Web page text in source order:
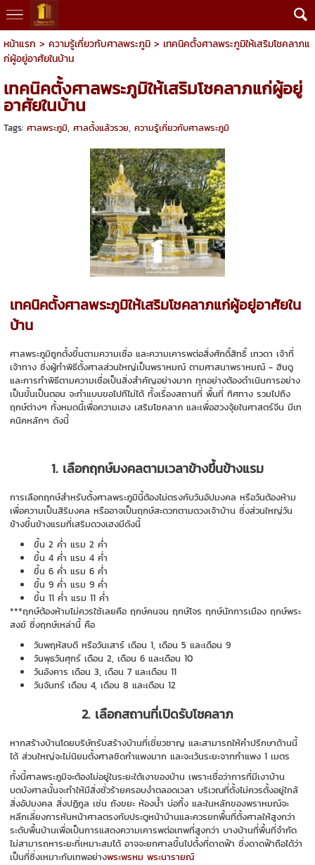
หน้าแรก > ความรู้เกี่ยวกับศาลพระภูมิ> เทคนิคตั้งศาลพระภูมิให้เสริมโชคลาภแ
ก่ผู้อยู่อาศัยในบ้าน
เทคนิคตั้งศาลพระภูมิให้เสริมโชคลาภแก่ผู้อยู่
อาศัยในบ้าน
Tags: ศาลพระภูมิ, ศาลตั้งแล้วรวย, ความรู้เกี่ยวกับศาลพระภูมิ
เทคนิคตั้งศาลพระภูมิให้เสริมโชคลาภแก่ผู้อยู่อาศัยใน
บ้าน
ศาลพระภูมิถูกตั้งขึ้นตามความเชื่อ และความเคารพต่อสิ่งศักดิ์สิทธิ์ เทวดา เจ้าที่
เจ้าทาง ซึ่งผู้ทำพิธีตั้งศาลส่วนใหญ่เป็นพราหมณ์ ตามศาสนาพราหมณ์ - ฮินดู
และการทำพิธีตามความเชื่อเป็นสิ่งสำคัญอย่างมาก ทุกอย่างต้องดำเนินการอย่าง
เป็นขั้นเป็นตอน จะทำแบบขอไปทีไม่ได้ ทั้งเรื่องสถานที่ พื้นที่ ทิศทาง รวมไปถึง
ฤกษ์ต่างๆ ทั้งหมดนี้เพื่อความเฮง เสริมโชคลาภ และเพื่อฮวงจุ้ยในศาสตร์จีน มีเท
คนิคหลักๆ ดังนี้
1. เลือกฤกษ์มงคลตามเวลาข้างขึ้นข้างแรม
การเลือกฤกษ์สำหรับตั้งศาลพระภูมินี้ต้องไม่ตรงกับวันอัปมงคล หรือวันต้องห้าม
เพื่อความเป็นสิริมงคล หรืออาจเป็นฤกษ์สะดวกตามดวงเจ้าบ้าน ซึ่งส่วนใหญ่วัน
ข้างขึ้นข้างแรมที่เสริมดวงเฮงมีดังนี้
ขึ้น 2 ค่ำ แรม 2 ค่ำ
ขึ้น 4 ค่ำ แรม 4 ค่ำ
ขึ้น 6 ค่ำ แรม 6 ค่ำ
ขึ้น 9 ค่ำ แรม 9 ค่ำ
ขึ้น 11 ค่ำ แรม 11 ค่ำ
***ฤกษ์ต้องห้ามไม่ควรใช้เลยคือ ฤกษ์คนจน ฤกษ์โจร ฤกษ์นักการเมือง ฤกษ์พระ
สงฆ์ ซึ่งฤกษ์เหล่านี้ คือ
วันพฤหัสบดี หรือวันเสาร์ เดือน 1, เดือน 5 และเดือน 9
วันพุธวันศุกร์ เดือน 2, เดือน 6 และเดือน 10
วันอังคาร เดือน 3, เดือน 7 และเดือน 11
วันจันทร์ เดือน 4, เดือน 8 และเดือน 12
2. เลือกสถานที่เปิดรับโชคลาภ
หากสร้างบ้านโดยบริษัทรับสร้างบ้านที่เชี่ยวชาญ และสามารถให้คำปรึกษาด้านนี้
ได้ ส่วนใหญ่จะไม่นิยมตั้งศาลชิดกำแพงมาก และจะเว้นระยะจากกำแพง 1 เมตร
ทั้งนี้ศาลพระภูมิจะต้องไม่อยู่ในระยะใต้เงาของบ้าน เพราะเชื่อว่าการที่มีเงาบ้าน
บดบังศาลนั้นจะทำให้มีสิ่งชั่วร้ายครอบงำตลอดเวลา บริเวณที่ตั้งไม่ควรตั้งอยู่ใกล้
สิ่งอัปมงคล สิ่งปฏิกูล เช่น ถังขยะ ห้องน้ำ บ่อทิ้ง และในหลักของพราหมณ์จะ
หลีกเลี่ยงการหันหน้าศาลตรงกับประตูหน้าบ้านและควรยกพื้นที่ตั้งศาลให้สูงกว่า
ระดับพื้นบ้านเพื่อเป็นการแสดงความเคารพต่อเทพที่สูงกว่า บางบ้านที่พื้นที่จำกัด
ไม่สามารถหาระยะที่เหมาะสมได้ อาจจะยกศาลขึ้นไปตั้งที่ดาดฟ้า ซึ่งดาดฟ้าถือได้ว่า
เป็นที่ซึ่งเหมาะกับเทพอย่างพระพรหม พระนารายณ์